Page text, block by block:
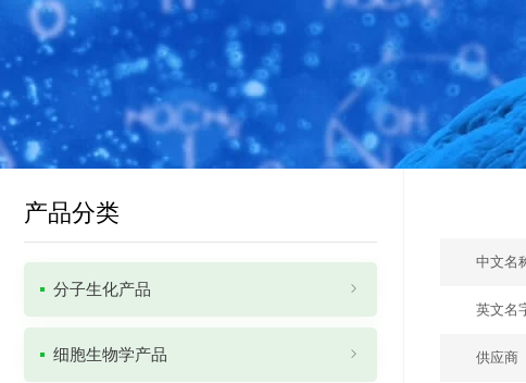
中文名
英文名
供应商
产品分类
分子生化产品
细胞生物学产品